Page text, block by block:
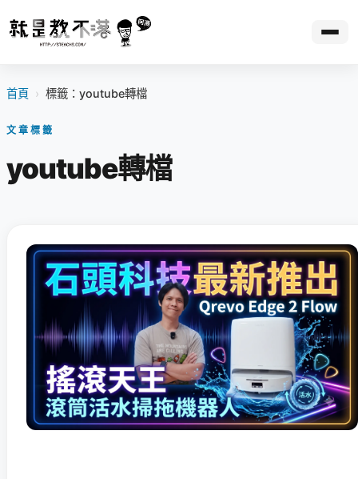
首頁 › 標籤：youtube轉檔
文章標籤
youtube轉檔